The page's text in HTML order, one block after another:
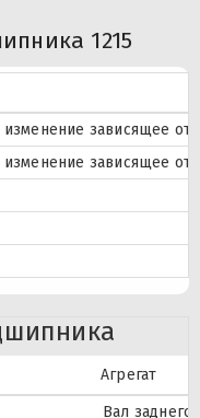
1215
зависящее от
изменение зависящее
Агрегат
Вал заднего